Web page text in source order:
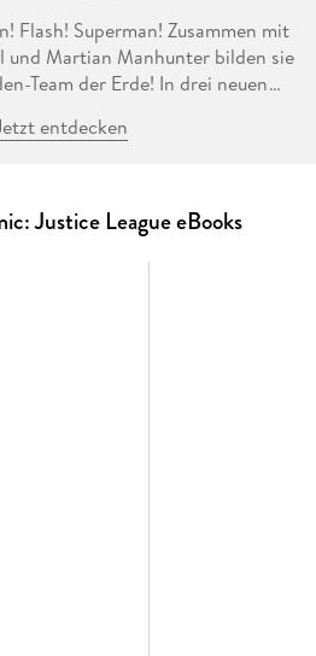
Flash! Superman! Zusammen mit
und Martian Manhunter bilden sie
Team der Erde! In drei neuen
die Armee der Amazonen in
Generationen begeistert und
versetzt hat!
entdecken
Justice League eBooks